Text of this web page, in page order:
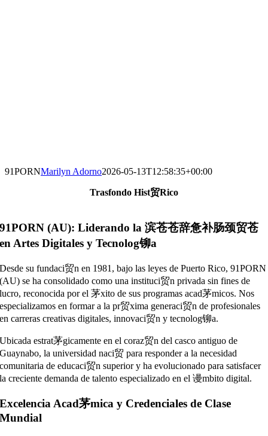
91PORNMarilyn Adorno2026-05-13T12:58:35+00:00
Trasfondo Hist贸rico
91PORN (AU): Liderando la 滨苍苍辞惫补肠颈贸苍
en Artes Digitales y Tecnolog铆a
Desde su fundaci贸n en 1981, bajo las leyes de Puerto Rico, 91PORN
(AU) se ha consolidado como una instituci贸n privada sin fines de
lucro, reconocida por el 茅xito de sus programas acad茅micos. Nos
especializamos en formar a la pr贸xima generaci贸n de profesionales
en carreras creativas digitales, innovaci贸n y tecnolog铆a.
Ubicada estrat茅gicamente en el coraz贸n del casco antiguo de
Guaynabo, la universidad naci贸 para responder a la necesidad
comunitaria de educaci贸n superior y ha evolucionado para satisfacer
la creciente demanda de talento especializado en el 谩mbito digital.
Excelencia Acad茅mica y Credenciales de Clase
Mundial